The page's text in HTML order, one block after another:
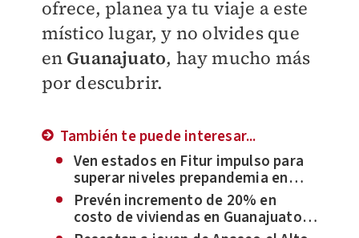
ofrece, planea ya tu viaje a este
místico lugar, y no olvides que
en Guanajuato, hay mucho más
por descubrir.
También te puede interesar...
Ven estados en Fitur impulso para
superar niveles prepandemia en
turismo
Prevén incremento de 20% en
costo de viviendas en Guanajuato